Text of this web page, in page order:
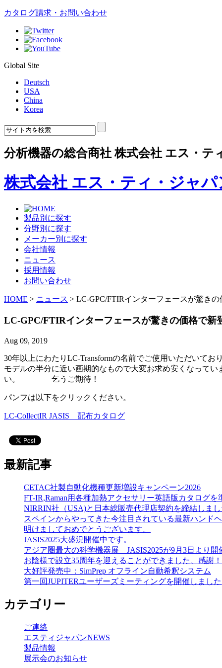
カタログ請求・お問い合わせ
Global Site
Deutsch
USA
China
Korea
分析機器の総合商社 株式会社 エス・テ
株式会社 エス・ティ・ジャパ
製品別に探す
分野別に探す
メーカー別に探す
会社情報
ニュース
採用情報
お問い合わせ
HOME > ニュース > LC-GPC/FTIRインターフェースが驚き
LC-GPC/FTIRインターフェースが驚きの価格で新
Aug 09, 2019
30年以上にわたりLC-Transformの名前でご使用いただいて
モデルの半分に近い画期的なもので大変お求め安くなって
い。 乞うご期待！
パンフは以下をクリックください。
LC-CollectIR JASIS 配布カタログ
最新記事
CETAC社製自動化機種更新増設キャンペーン2026
FT-IR,Raman用各種加熱アクセサリー英語版カタログを
NIRRIN社（USA)と日本総販売代理店契約を締結しま
スペインからやってきた今注目されている最新ハンド
明けましておめでとうございます。
JASIS2025大盛況開催中です。
アジア圏最大の科学機器展 JASIS2025が9月3日より開
お陰様で設立35周年を迎えることができました、感謝！
大好評発売中：SimPrep オフライン自動希釈システム
第一回JUPITERユーザーズミーティングを開催しまし
カテゴリー
ご連絡
エスティジャパンNEWS
製品情報
展示会のお知らせ